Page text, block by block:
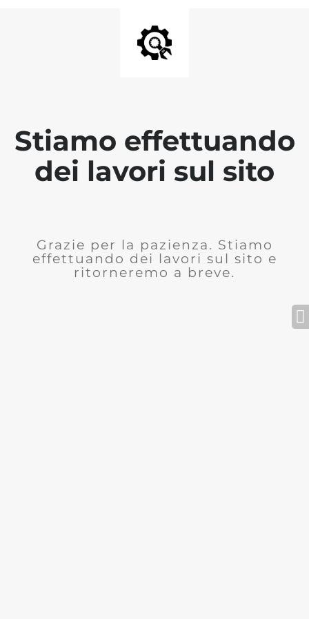
Stiamo effettuando
dei lavori sul sito
Grazie per la pazienza. Stiamo
effettuando dei lavori sul sito e
ritorneremo a breve.